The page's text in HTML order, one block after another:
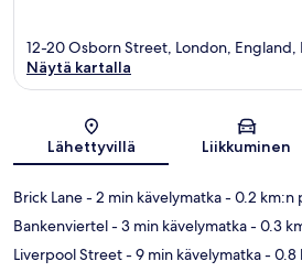
Kartta
12-20 Osborn Street, London, England,
Näytä kartalla
Lähettyvillä Liikkuminen
Brick Lane- 2 min kävelymatka- 0.2 km:n
Bankenviertel- 3 min kävelymatka- 0.3
Liverpool Street- 9 min kävelymatka- 0.8